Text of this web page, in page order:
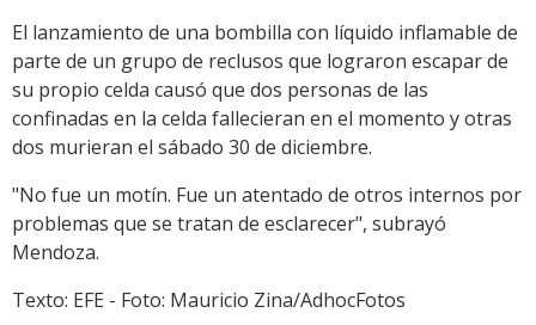
El lanzamiento de una bombilla con líquido inflamable de
parte de un grupo de reclusos que lograron escapar de
su propio celda causó que dos personas de las
confinadas en la celda fallecieran en el momento y otras
dos murieran el sábado 30 de diciembre.
"No fue un motín. Fue un atentado de otros internos por
problemas que se tratan de esclarecer", subrayó
Mendoza.
Texto: EFE - Foto: Mauricio Zina/AdhocFotos